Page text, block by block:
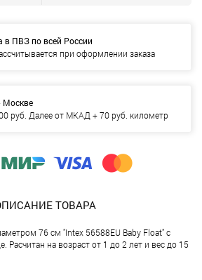
в ПВЗ по всей России
при оформлении заказа
Москве
руб. Далее от МКАД + 70 руб. километр
ТОВАРА
76 см "Intex 56588EU Baby Float" с
Расчитан на возраст от 1 до 2 лет и вес до 15